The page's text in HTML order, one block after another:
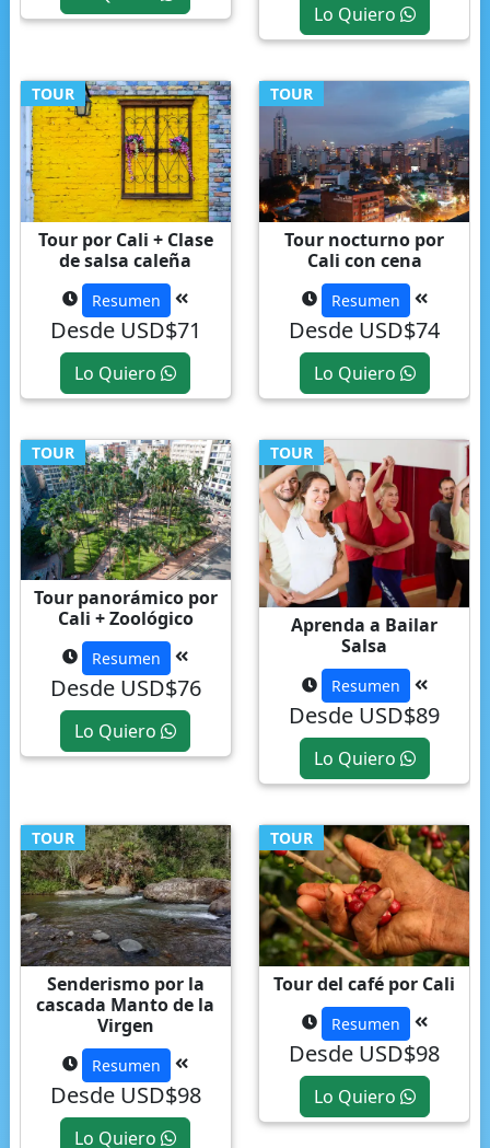
Lo Quiero
TOUR
Tour por Cali + Clase
de salsa caleña
Resumen
Desde USD$71
Lo Quiero
TOUR
Tour nocturno por
Cali con cena
Resumen
Desde USD$74
Lo Quiero
TOUR
Tour panorámico por
Cali + Zoológico
Resumen
Desde USD$76
Lo Quiero
TOUR
Aprenda a Bailar
Salsa
Resumen
Desde USD$89
Lo Quiero
TOUR
Senderismo por la
cascada Manto de la
Virgen
Resumen
Desde USD$98
Lo Quiero
TOUR
Tour del café por Cali
Resumen
Desde USD$98
Lo Quiero